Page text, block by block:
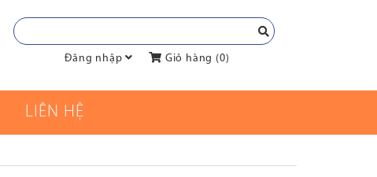
Đăng nhập Giỏ hàng (0)
LIÊN HỆ